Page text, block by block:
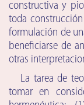
constructiva y
toda
formulación de
beneficiarse de
otras
La tarea de
tomar en